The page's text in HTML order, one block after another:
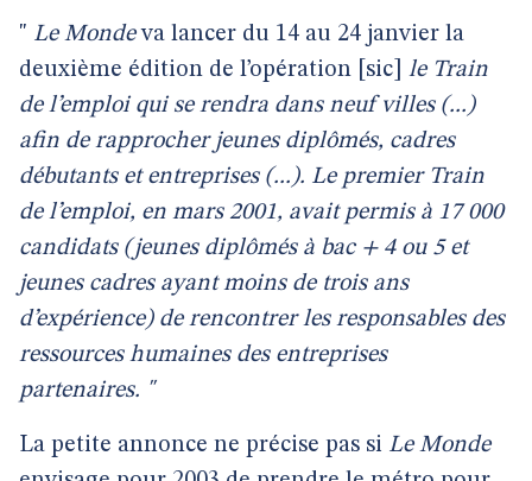
" Le Mondeva lancer du 14 au 24 janvier la
deuxième édition de l’opération [sic]
le Train
de l’emploi qui se rendra dans neuf villes (...)
afin de rapprocher jeunes diplômés, cadres
débutants et entreprises (...). Le premier Train
de l’emploi, en mars 2001, avait permis à 17 000
candidats (jeunes diplômés à bac + 4 ou 5 et
jeunes cadres ayant moins de trois ans
d’expérience) de rencontrer les responsables des
ressources humaines des entreprises
partenaires. "
La petite annonce ne précise pas si Le Monde